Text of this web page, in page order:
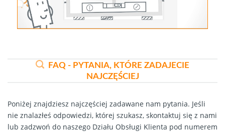
FAQ - PYTANIA, KTÓRE ZADAJECIE
NAJCZĘŚCIEJ
Poniżej znajdziesz najczęściej zadawane nam pytania. Jeśli
nie znalazłeś odpowiedzi, której szukasz, skontaktuj się z nami
lub zadzwoń do naszego Działu Obsługi Klienta pod numerem